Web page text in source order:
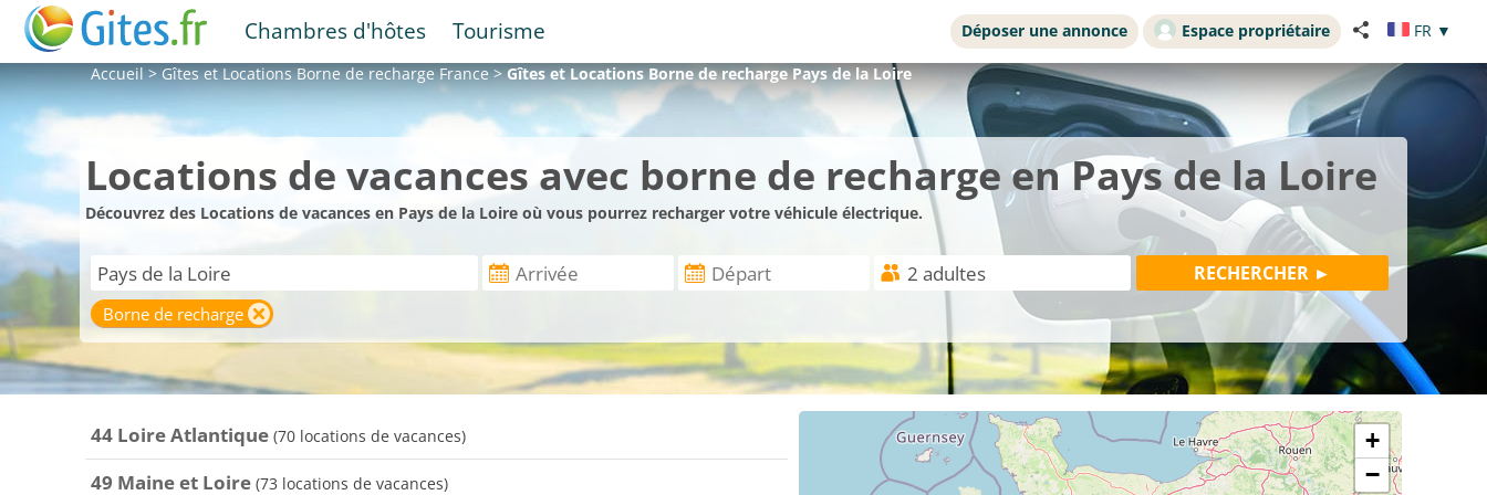
Chambres d'hôtes Tourisme Déposer une annonce Espace propriétaire FR ▼
Accueil>Gîtes et LocationsBorne de recharge France>Gîtes et Locations Borne de recharge Pays de la Loire
Locations de vacances avec borne de recharge en Pays de la Loire
Découvrez des Locations de vacances en Pays de la Loire où vous pourrez recharger votre véhicule électrique.
Borne de recharge
44 Loire Atlantique (70 locations de vacances)
49 Maine et Loire (73 locations de vacances)
+
−